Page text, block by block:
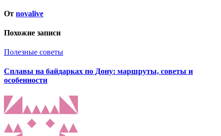
От novalive
Похожие записи
Полезные советы
Сплавы на байдарках по Дону: маршруты, советы и
особенности